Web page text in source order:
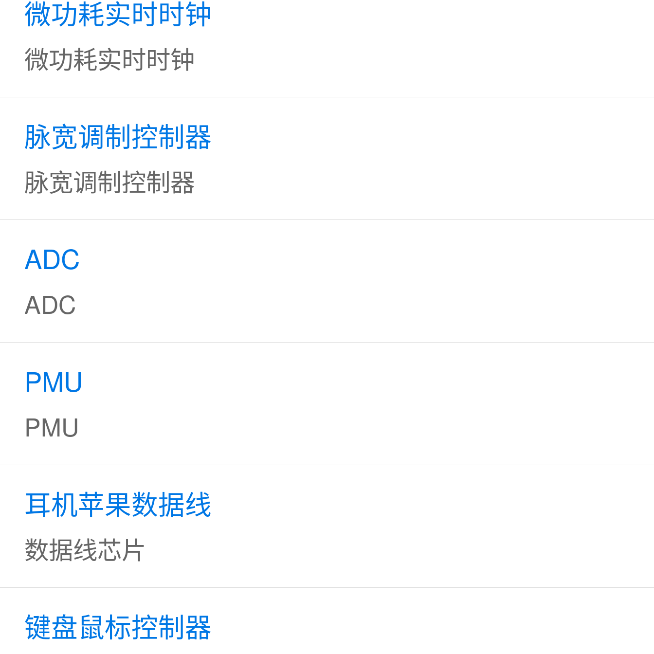
微功耗实时时钟
微功耗实时时钟
脉宽调制控制器
脉宽调制控制器
ADC
ADC
PMU
PMU
耳机苹果数据线
数据线芯片
键盘鼠标控制器